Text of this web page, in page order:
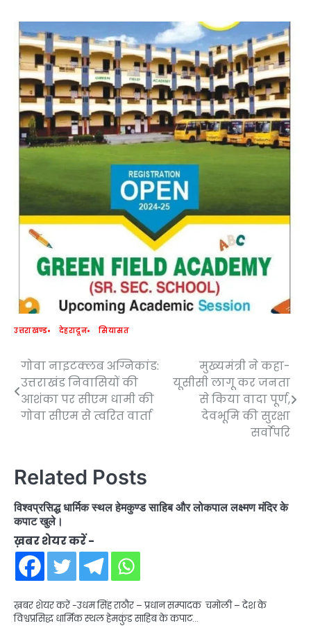
उत्तराखण्ड देहरादून सियासत
Post
navigation
गोवा नाइटक्लब अग्निकांड:
उत्तराखंड निवासियों की
आशंका पर सीएम धामी की
गोवा सीएम से त्वरित वार्ता
मुख्यमंत्री ने कहा-
यूसीसी लागू कर जनता
से किया वादा पूर्ण,
देवभूमि की सुरक्षा
सर्वाेपरि
Related Posts
विश्वप्रसिद्ध धार्मिक स्थल हेमकुण्ड साहिब और लोकपाल लक्ष्मण मंदिर के
कपाट खुले।
ख़बर शेयर करें -
ख़बर शेयर करें -उधम सिंह राठौर – प्रधान सम्पादक चमोली – देश के
विश्वप्रसिद्ध धार्मिक स्थल हेमकुंड साहिब के कपाट…